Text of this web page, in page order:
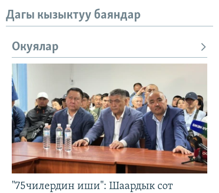
Дагы кызыктуу баяндар
Окуялар
"75чилердин иши": Шаардык сот